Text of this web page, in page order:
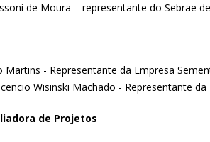
de Moura – representante do Sebrae
Martins - Representante da Empresa
Wisinski Machado - Representante
de Projetos